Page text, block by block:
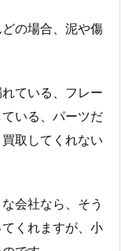
の場合、泥や傷
ている、フレー
いる、パーツだ
取してくれない
会社なら、そう
くれますが、小